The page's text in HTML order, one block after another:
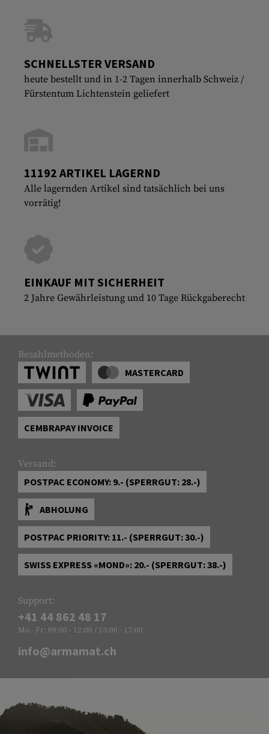
SCHNELLSTER VERSAND
heute bestellt und in 1-2 Tagen innerhalb Schweiz /
Fürstentum Lichtenstein geliefert
11192 ARTIKEL LAGERND
Alle lagernden Artikel sind tatsächlich bei uns
vorrätig!
EINKAUF MIT SICHERHEIT
2 Jahre Gewährleistung und 10 Tage Rückgaberecht
Bezahlmethoden:
MASTERCARD
CEMBRAPAY INVOICE
Versand:
POSTPAC ECONOMY: 9.- (SPERRGUT: 28.-)
ABHOLUNG
POSTPAC PRIORITY: 11.- (SPERRGUT: 30.-)
SWISS EXPRESS «MOND»: 20.- (SPERRGUT: 38.-)
Support:
+41 44 862 48 17
Mo - Fr: 09:00 - 12:00 / 13:00 - 17:00
info@armamat.ch